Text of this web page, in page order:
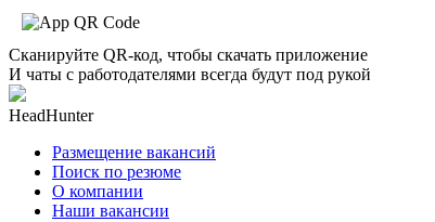
Сканируйте QR-код, чтобы скачать приложение
И чаты с работодателями всегда будут под рукой
HeadHunter
Размещение вакансий
Поиск по резюме
О компании
Наши вакансии